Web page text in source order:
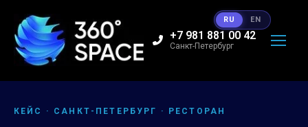
+7 981 881 00 42
Санкт-Петербург
КЕЙС · САНКТ-ПЕТЕРБУРГ · РЕСТОРАН
RU EN